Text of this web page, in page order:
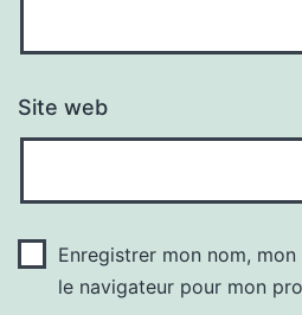
Site web
Enregistrer mon nom,
le navigateur pour mon